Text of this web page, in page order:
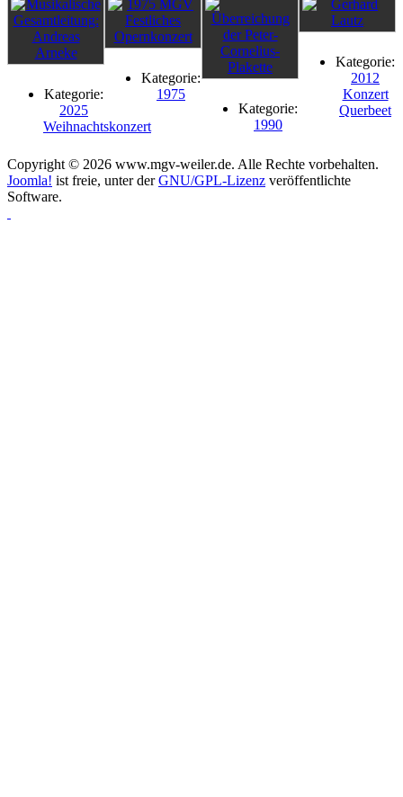
Kategorie:
2025
Weihnachtskonzert
Kategorie:
1975
Kategorie:
1990
Kategorie:
2012
Konzert
Querbeet
Copyright © 2026 www.mgv-weiler.de. Alle Rechte vorbehalten.
Joomla! ist freie, unter derGNU/GPL-Lizenz veröffentlichte
Software.